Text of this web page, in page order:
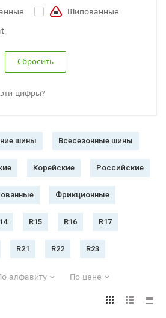
Шипованные
Сбросить
цифры?
шины Всесезонные шины
Корейские Российские
Фрикционные
R15 R16 R17
R21 R22 R23
алфавиту По цене